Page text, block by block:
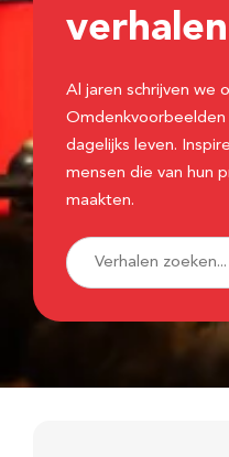
verhalen
Al jaren schrijven we
dagelijks leven.
mensen die van hun
maakten.